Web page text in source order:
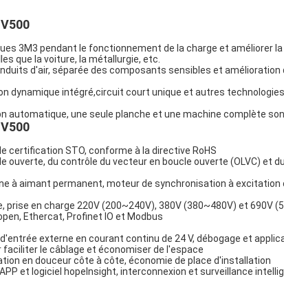
3M3 pendant le fonctionnement de la charge et améliorer
que la voiture, la métallurgie, etc.
d'air, séparée des composants sensibles et amélioration
dynamique intégré,circuit court unique et autres
automatique, une seule planche et une machine complète
certification STO, conforme à la directive RoHS
ouverte, du contrôle du vecteur en boucle ouverte (OLVC) et
à aimant permanent, moteur de synchronisation à
prise en charge 220V (200~240V), 380V (380~480V) et 690V
Ethercat, Profinet IO et Modbus
externe en courant continu de 24 V, débogage et
faciliter le câblage et économiser de l'espace
en douceur côte à côte, économie de place d'installation
et logiciel hopeInsight, interconnexion et surveillance